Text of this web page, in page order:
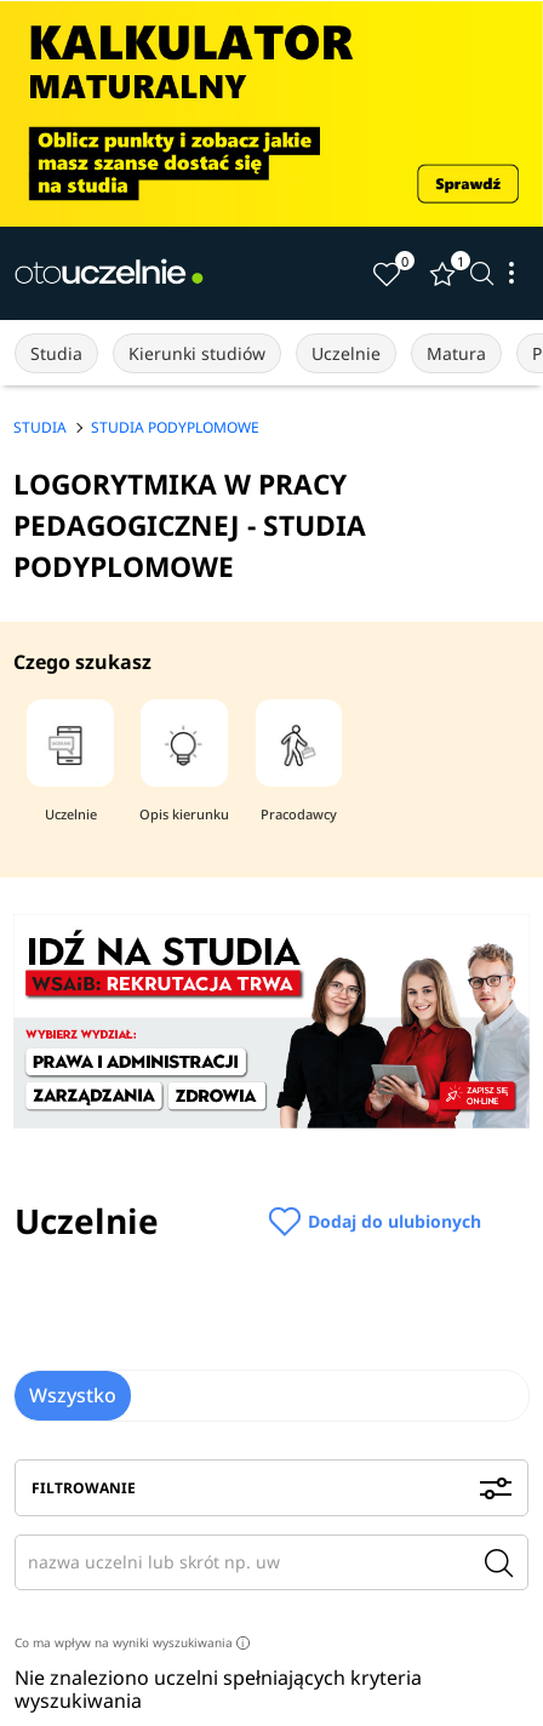
0 1
Studia Kierunki studiów Uczelnie Matura
STUDIA STUDIA PODYPLOMOWE
LOGORYTMIKA W PRACY
PEDAGOGICZNEJ - STUDIA
PODYPLOMOWE
Czego szukasz
Uczelnie Opis kierunku Pracodawcy
Uczelnie Dodaj do ulubionych
Wszystko
FILTROWANIE
Co ma wpływ na wyniki wyszukiwania i
Nie znaleziono uczelni spełniających kryteria
wyszukiwania